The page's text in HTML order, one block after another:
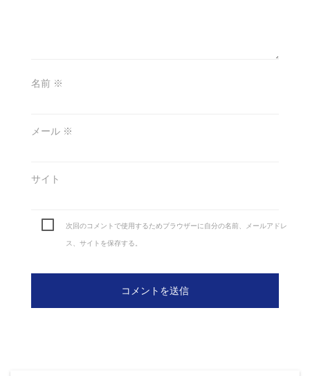
名前 ※
メール ※
サイト
次回のコメントで使用するためブラウザーに自分の名前、メールアドレ
ス、サイトを保存する。